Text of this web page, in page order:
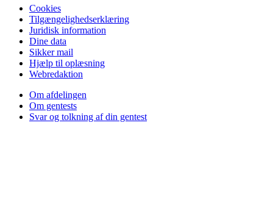
Cookies
Tilgængelighedserklæring
Juridisk information
Dine data
Sikker mail
Hjælp til oplæsning
Webredaktion
Om afdelingen
Om gentests
Svar og tolkning af din gentest